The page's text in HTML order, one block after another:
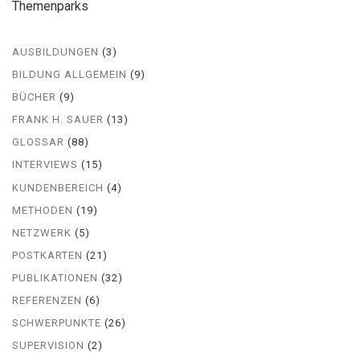
Themenparks
AUSBILDUNGEN (3)
BILDUNG ALLGEMEIN (9)
BÜCHER (9)
FRANK H. SAUER (13)
GLOSSAR (88)
INTERVIEWS (15)
KUNDENBEREICH (4)
METHODEN (19)
NETZWERK (5)
POSTKARTEN (21)
PUBLIKATIONEN (32)
REFERENZEN (6)
SCHWERPUNKTE (26)
SUPERVISION (2)